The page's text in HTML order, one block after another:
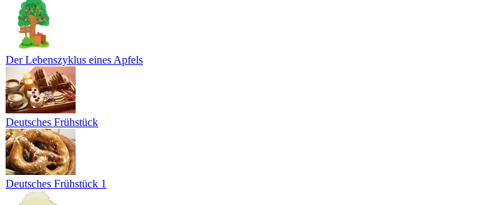
Der Lebenszyklus eines Apfels
Deutsches Frühstück
Deutsches Frühstück 1